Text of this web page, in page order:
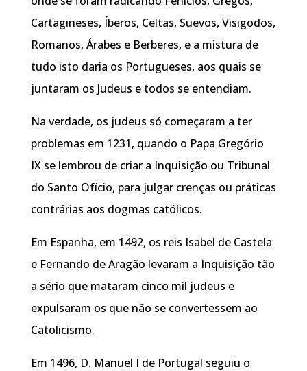
Cartagineses, Íberos, Celtas, Suevos, Visigodos,
Romanos, Árabes e Berberes, e a mistura de
tudo isto daria os Portugueses, aos quais se
juntaram os Judeus e todos se entendiam.
Na verdade, os judeus só começaram a ter
problemas em 1231, quando o Papa Gregório
IX se lembrou de criar a Inquisição ou Tribunal
do Santo Ofício, para julgar crenças ou práticas
contrárias aos dogmas católicos.
Em Espanha, em 1492, os reis Isabel de Castela
e Fernando de Aragão levaram a Inquisição tão
a sério que mataram cinco mil judeus e
expulsaram os que não se convertessem ao
Catolicismo.
Em 1496, D. Manuel I de Portugal seguiu o